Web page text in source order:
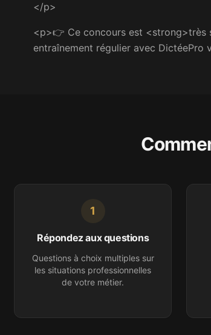
</p>
<p>👉 Ce concours est <strong>très
entraînement régulier avec DictéePro
1
Répondez aux questions
Questions à choix multiples sur
les situations professionnelles
de votre métier.